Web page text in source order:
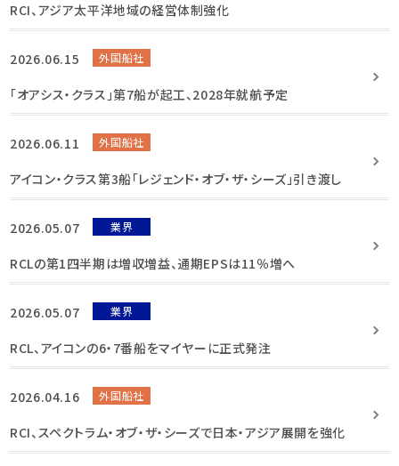
RCI、アジア太平洋地域の経営体制強化
2026.06.15 外国船社
「オアシス・クラス」第7船が起工、2028年就航予定
2026.06.11 外国船社
アイコン・クラス第3船「レジェンド・オブ・ザ・シーズ」引き渡し
2026.05.07 業界
RCLの第1四半期は増収増益、通期EPSは11％増へ
2026.05.07 業界
RCL、アイコンの6・7番船をマイヤーに正式発注
2026.04.16 外国船社
RCI、スペクトラム・オブ・ザ・シーズで日本・アジア展開を強化